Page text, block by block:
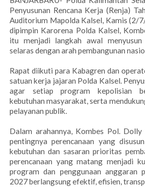
Penyusunan Rencana Kerja (Renja)
Auditorium Mapolda Kalsel, Kamis (2/
dipimpin Karorena Polda Kalsel,
itu menjadi langkah awal
selaras dengan arah pembangunan
Rapat diikuti para Kabagren dan
satuan kerja jajaran Polda Kalsel.
agar setiap program kepolisian
kebutuhan masyarakat, serta
pelayanan publik.
Dalam arahannya, Kombes Pol. Dolly
pentingnya perencanaan yang
kebutuhan dan sasaran prioritas
perencanaan yang matang menjadi
program dan penggunaan anggaran
2027 berlangsung efektif, efisien,